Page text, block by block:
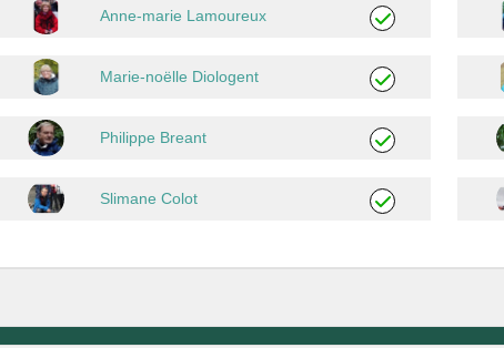
Anne-marie Lamoureux
Marie-noëlle Diologent
Philippe Breant
Slimane Colot